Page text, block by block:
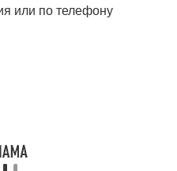
или по телефону